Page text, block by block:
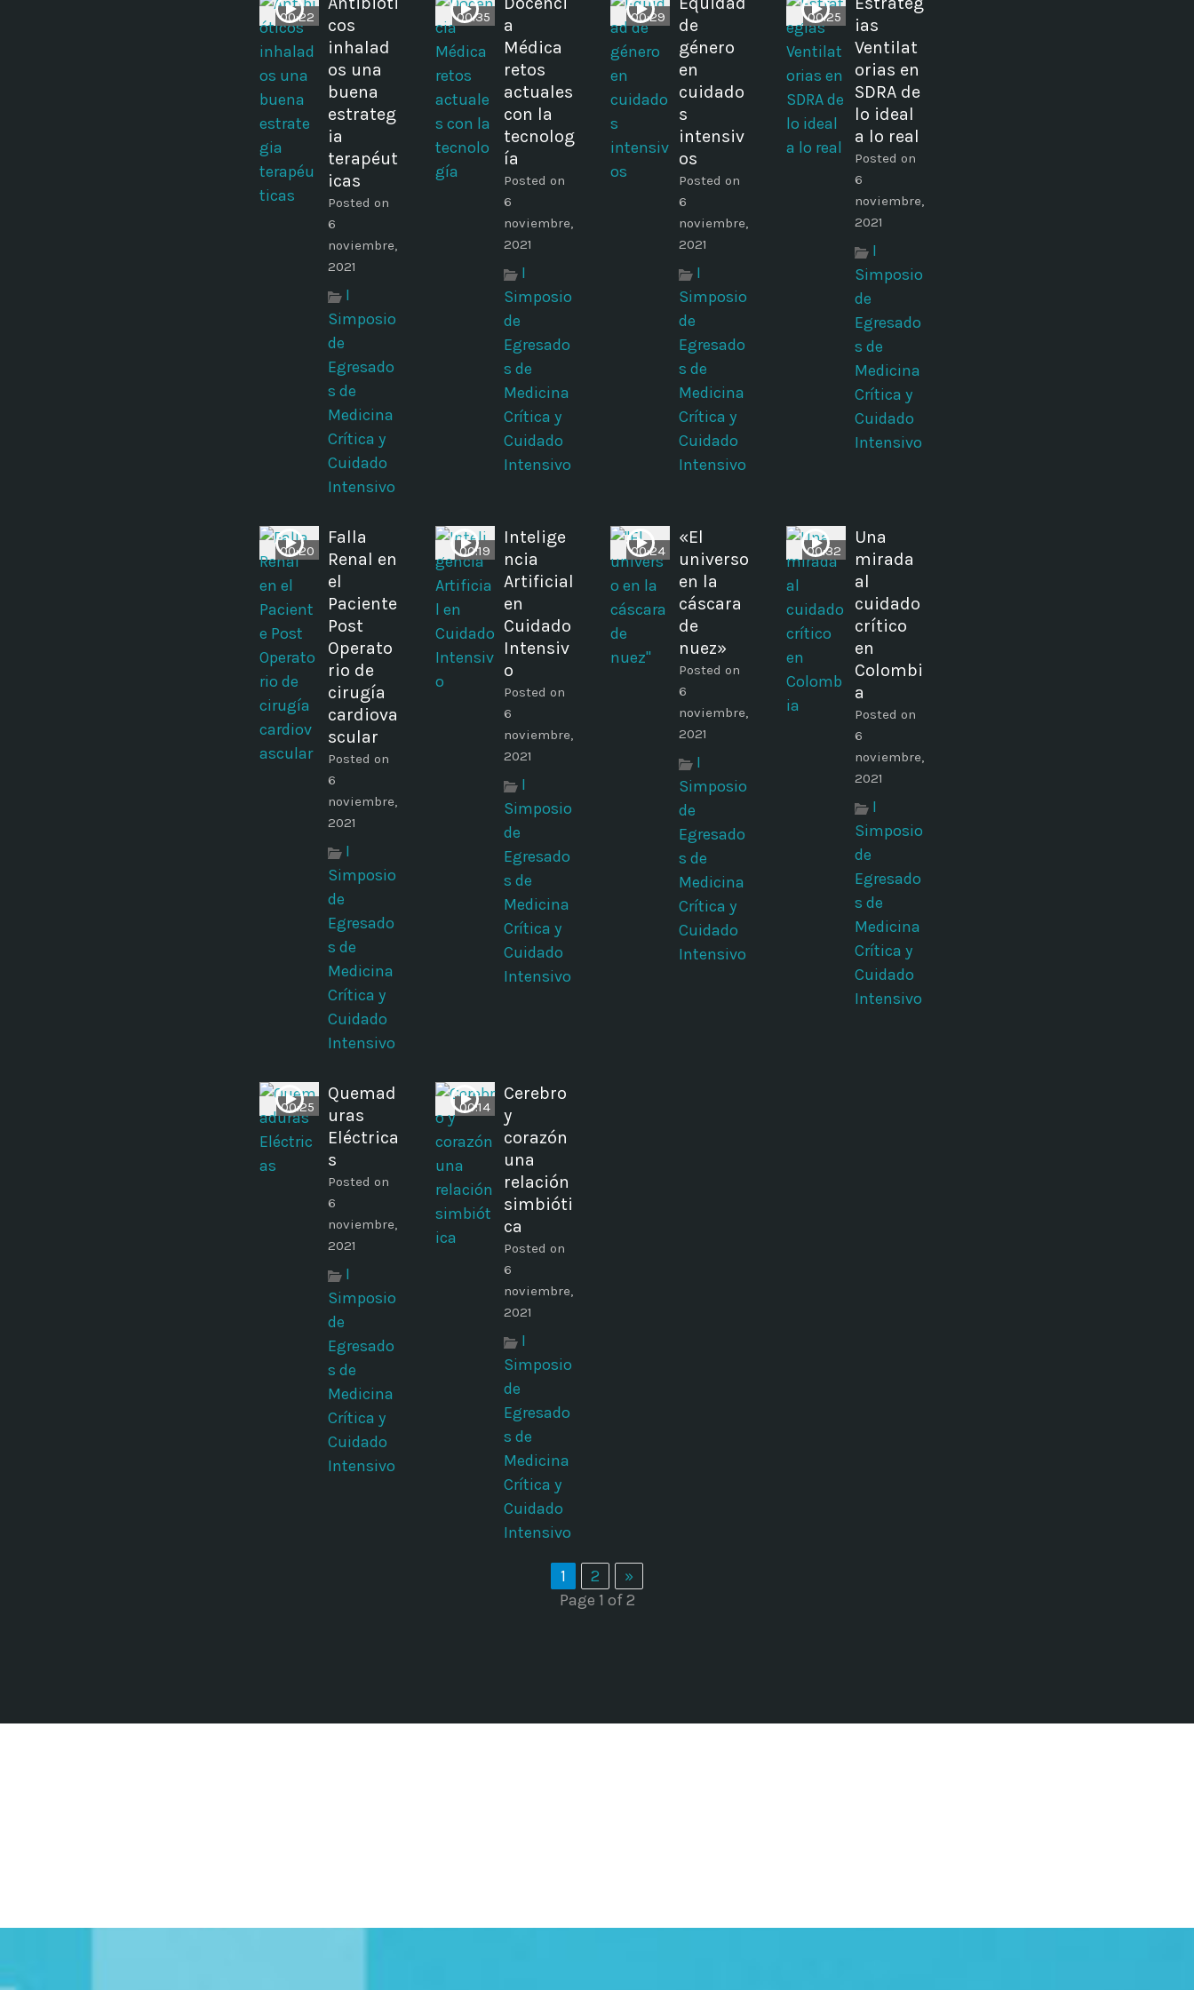
00:22
cos
inhalad
os una
buena
estrateg
ia
terapéut
icas
Posted on
6
noviembre,
2021
I
Simposio
de
Egresado
s de
Medicina
Crítica y
Cuidado
Intensivo
00:35
a
Médica
retos
actuales
con la
tecnolog
ía
Posted on
6
noviembre,
2021
I
Simposio
de
Egresado
s de
Medicina
Crítica y
Cuidado
Intensivo
00:29
de
género
en
cuidado
s
intensiv
os
Posted on
6
noviembre,
2021
I
Simposio
de
Egresado
s de
Medicina
Crítica y
Cuidado
Intensivo
00:25
ias
Ventilat
orias en
SDRA de
lo ideal
a lo real
Posted on
6
noviembre,
2021
I
Simposio
de
Egresado
s de
Medicina
Crítica y
Cuidado
Intensivo
00:20
Falla
Renal en
el
Paciente
Post
Operato
rio de
cirugía
cardiova
scular
Posted on
6
noviembre,
2021
I
Simposio
de
Egresado
s de
Medicina
Crítica y
Cuidado
Intensivo
00:19
Intelige
ncia
Artificial
en
Cuidado
Intensiv
o
Posted on
6
noviembre,
2021
I
Simposio
de
Egresado
s de
Medicina
Crítica y
Cuidado
Intensivo
00:24
«El
universo
en la
cáscara
de
nuez»
Posted on
6
noviembre,
2021
I
Simposio
de
Egresado
s de
Medicina
Crítica y
Cuidado
Intensivo
00:32
Una
mirada
al
cuidado
crítico
en
Colombi
a
Posted on
6
noviembre,
2021
I
Simposio
de
Egresado
s de
Medicina
Crítica y
Cuidado
Intensivo
00:25
Quemad
uras
Eléctrica
s
Posted on
6
noviembre,
2021
I
Simposio
de
Egresado
s de
Medicina
Crítica y
Cuidado
Intensivo
00:14
Cerebro
y
corazón
una
relación
simbióti
ca
Posted on
6
noviembre,
2021
I
Simposio
de
Egresado
s de
Medicina
Crítica y
Cuidado
Intensivo
1 2
»
Page 1 of 2